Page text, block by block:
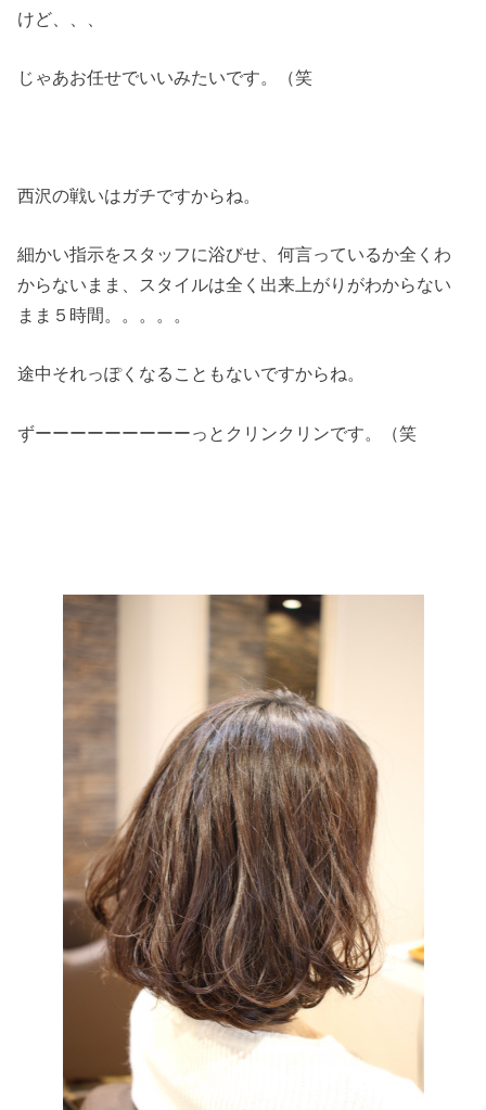
けど、、、
じゃあお任せでいいみたいです。（笑
西沢の戦いはガチですからね。
細かい指示をスタッフに浴びせ、何言っているか全くわ
からないまま、スタイルは全く出来上がりがわからない
まま５時間。。。。。
途中それっぽくなることもないですからね。
ずーーーーーーーーーっとクリンクリンです。（笑